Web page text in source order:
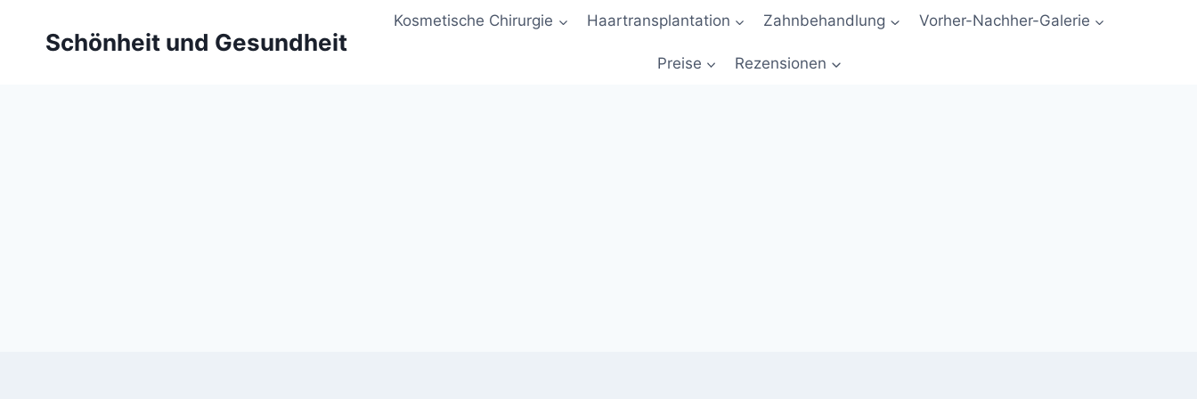
Schönheit und Gesundheit
Kosmetische Chirurgie Haartransplantation Zahnbehandlung Vorher-Nachher-Galerie
Preise Rezensionen